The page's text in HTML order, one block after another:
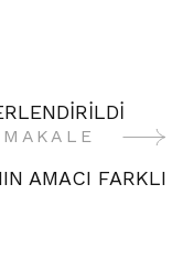
AMACI FARKLI